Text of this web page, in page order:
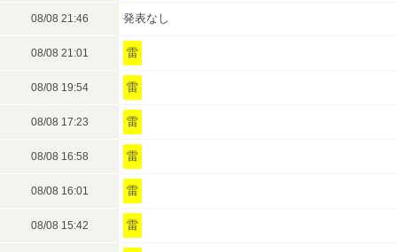
08/08 21:46 発表なし
08/08 21:01 雷
08/08 19:54 雷
08/08 17:23 雷
08/08 16:58 雷
08/08 16:01 雷
08/08 15:42 雷